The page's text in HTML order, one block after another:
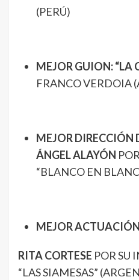
(PERÚ)
MEJOR GUION: “LA
FRANCO VERDOIA
MEJOR DIRECCIÓN
ÁNGEL ALAYÓN
“BLANCO EN
MEJOR ACTUACIÓN
RITA CORTESE POR SU
“LAS SIAMESAS”